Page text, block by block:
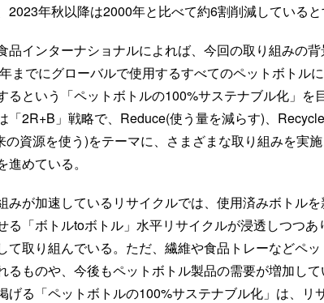
2023年秋以降は2000年と比べて約6割削減していると
品インターナショナルによれば、今回の取り組みの
までにグローバルで使用するすべてのペットボトル
るという「ペットボトルの100%サステナブル化」を
「2R+B」戦略で、Reduce(使う量を減らす)、
の資源を使う)をテーマに、さまざまな取り組みを実
めている。
みが加速しているリサイクルでは、使用済みボトル
る「ボトルtoボトル」水平リサイクルが浸透しつつ
て取り組んでいる。ただ、繊維や食品トレーなどペ
るものや、今後もペットボトル製品の需要が増加し
げる「ペットボトルの100%サステナブル化」は、リ